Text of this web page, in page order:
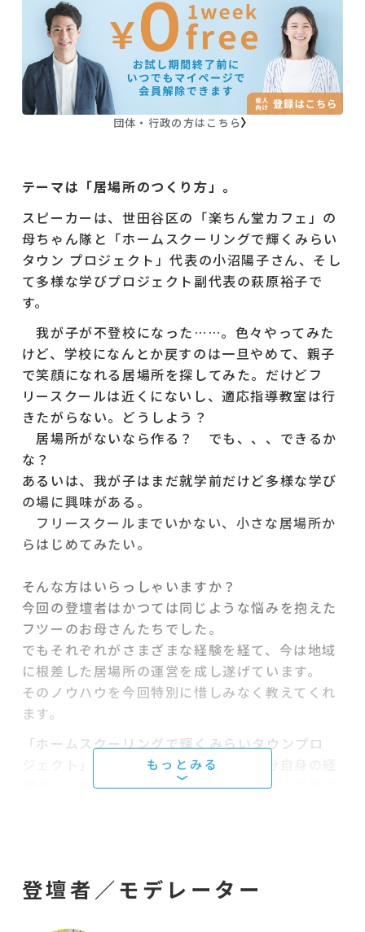
団体・行政の方はこちら
テーマは「居場所のつくり方」。
スピーカーは、世田谷区の「楽ちん堂カフェ」の
母ちゃん隊と「ホームスクーリングで輝くみらい
タウン プロジェクト」代表の小沼陽子さん、そし
て多様な学びプロジェクト副代表の萩原裕子で
す。
我が子が不登校になった……。色々やってみた
けど、学校になんとか戻すのは一旦やめて、親子
で笑顔になれる居場所を探してみた。だけどフ
リースクールは近くにないし、適応指導教室は行
きたがらない。どうしよう？
居場所がないなら作る？ でも、、、できるか
な？
あるいは、我が子はまだ就学前だけど多様な学び
の場に興味がある。
フリースクールまでいかない、小さな居場所か
らはじめてみたい。
そんな方はいらっしゃいますか？
今回の登壇者はかつては同じような悩みを抱えた
フツーのお母さんたちでした。
でもそれぞれがさまざまな経験を経て、今は地域
に根差した居場所の運営を成し遂げています。
そのノウハウを今回特別に惜しみなく教えてくれ
ます。
「ホームスクーリングで輝くみらいタウンプロ
ジェクト」の小沼さんは、孤立した自分自身の経
験から、藤沢市を拠点にホームスクーラーにやさ
に育ちました。メンバーから次々とやりたいプロ
登壇者／モデレーター